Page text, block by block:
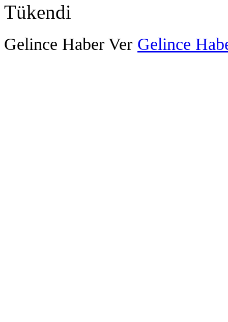
Tükendi
Gelince Haber Ver Gelince